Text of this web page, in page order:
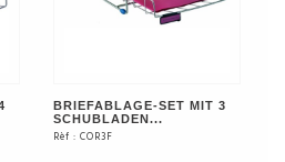
BRIEFABLAGE-SET MIT 3
SCHUBLADEN...
Rèf : COR3F